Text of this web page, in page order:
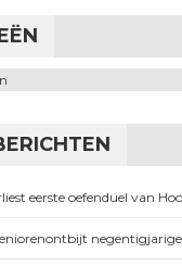
eerste oefenduel van
negentigjarige